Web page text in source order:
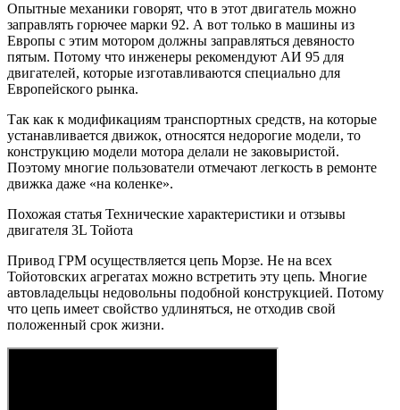
Опытные механики говорят, что в этот двигатель можно
заправлять горючее марки 92. А вот только в машины из
Европы с этим мотором должны заправляться девяносто
пятым. Потому что инженеры рекомендуют АИ 95 для
двигателей, которые изготавливаются специально для
Европейского рынка.
Так как к модификациям транспортных средств, на которые
устанавливается движок, относятся недорогие модели, то
конструкцию модели мотора делали не заковыристой.
Поэтому многие пользователи отмечают легкость в ремонте
движка даже «на коленке».
Похожая статья Технические характеристики и отзывы
двигателя 3L Тойота
Привод ГРМ осуществляется цепь Морзе. Не на всех
Тойотовских агрегатах можно встретить эту цепь. Многие
автовладельцы недовольны подобной конструкцией. Потому
что цепь имеет свойство удлиняться, не отходив свой
положенный срок жизни.